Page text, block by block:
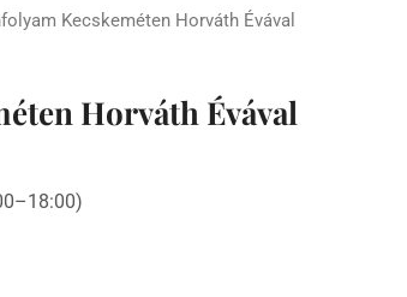
Kecskeméten Horváth Évával
Horváth Évával